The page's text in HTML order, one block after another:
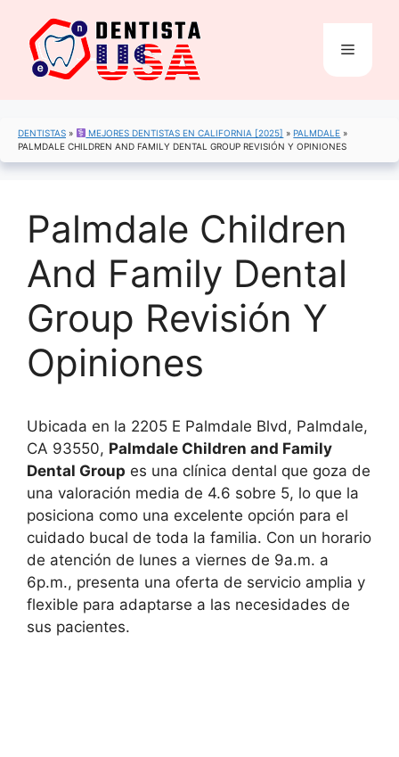
contenido
Menú
DENTISTAS » MEJORES DENTISTAS EN CALIFORNIA [2025] »PALMDALE »
PALMDALE CHILDREN AND FAMILY DENTAL GROUP REVISIÓN Y OPINIONES
Palmdale Children
And Family Dental
Group Revisión Y
Opiniones
Ubicada en la 2205 E Palmdale Blvd, Palmdale,
CA 93550, Palmdale Children and Family
Dental Group es una clínica dental que goza de
una valoración media de 4.6 sobre 5, lo que la
posiciona como una excelente opción para el
cuidado bucal de toda la familia. Con un horario
de atención de lunes a viernes de 9a.m. a
6p.m., presenta una oferta de servicio amplia y
flexible para adaptarse a las necesidades de
sus pacientes.